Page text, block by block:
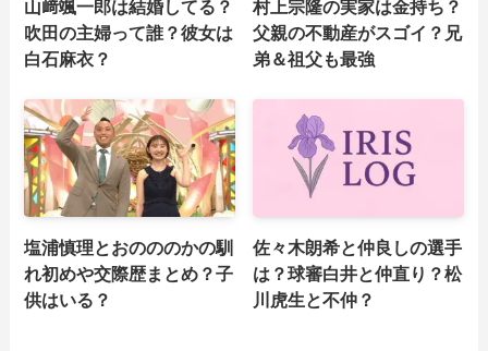
山﨑颯一郎は結婚してる？
吹田の主婦って誰？彼女は
白石麻衣？
村上宗隆の実家は金持ち？
父親の不動産がスゴイ？兄
弟＆祖父も最強
塩浦慎理とおのののかの馴
れ初めや交際歴まとめ？子
供はいる？
佐々木朗希と仲良しの選手
は？球審白井と仲直り？松
川虎生と不仲？